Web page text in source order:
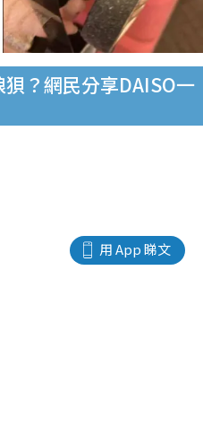
？網民分享DAISO一
用 App 睇文